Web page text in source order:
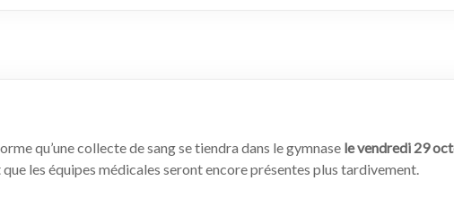
qu’une collecte de sang se tiendra dans le gymnase le vendredi 29
que les équipes médicales seront encore présentes plus tardivement.